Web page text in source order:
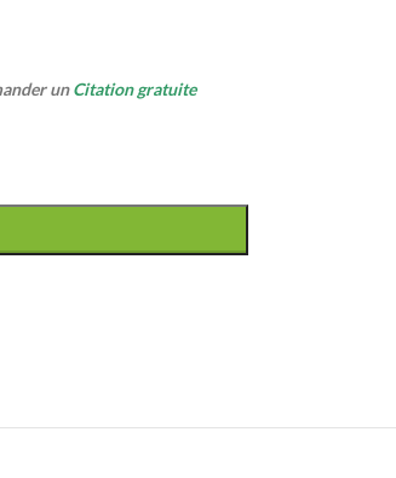
unCitation gratuite